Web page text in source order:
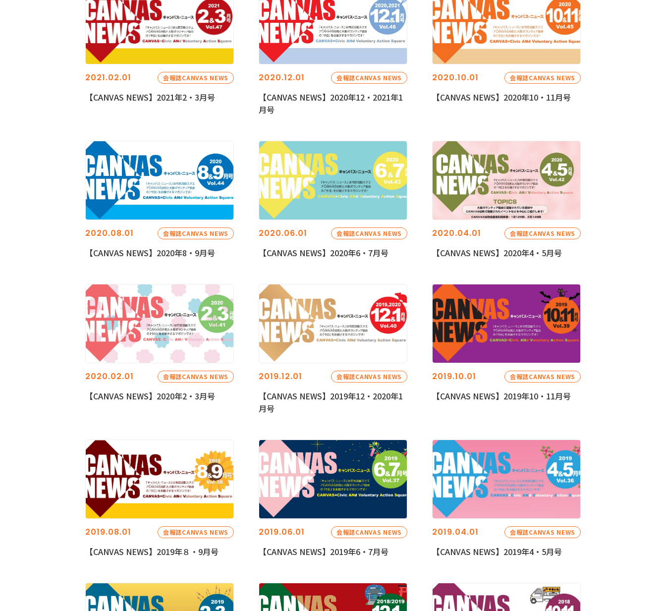
2021.02.01 会報誌CANVAS NEWS
【CANVAS NEWS】2021年2・3月号
2020.12.01 会報誌CANVAS NEWS
【CANVAS NEWS】2020年12・2021年1
月号
2020.10.01 会報誌CANVAS NEWS
【CANVAS NEWS】2020年10・11月号
2020.08.01 会報誌CANVAS NEWS
【CANVAS NEWS】2020年8・9月号
2020.06.01 会報誌CANVAS NEWS
【CANVAS NEWS】2020年6・7月号
2020.04.01 会報誌CANVAS NEWS
【CANVAS NEWS】2020年4・5月号
2020.02.01 会報誌CANVAS NEWS
【CANVAS NEWS】2020年2・3月号
2019.12.01 会報誌CANVAS NEWS
【CANVAS NEWS】2019年12・2020年1
月号
2019.10.01 会報誌CANVAS NEWS
【CANVAS NEWS】2019年10・11月号
2019.08.01 会報誌CANVAS NEWS
【CANVAS NEWS】2019年８・9月号
2019.06.01 会報誌CANVAS NEWS
【CANVAS NEWS】2019年6・7月号
2019.04.01 会報誌CANVAS NEWS
【CANVAS NEWS】2019年4・5月号